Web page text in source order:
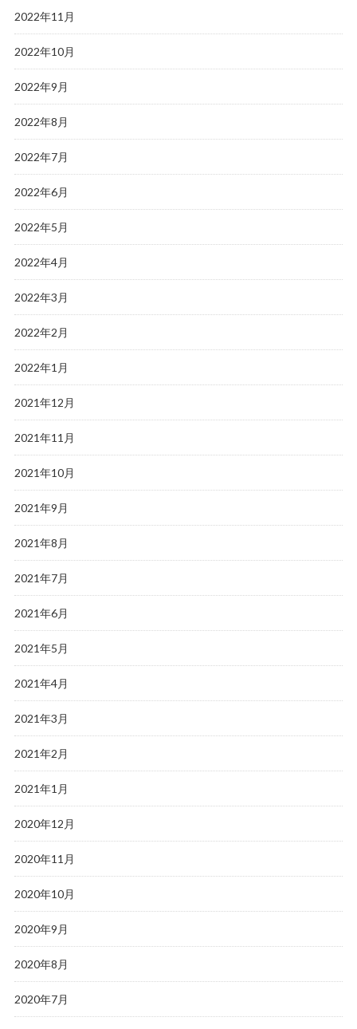
2022年11月
2022年10月
2022年9月
2022年8月
2022年7月
2022年6月
2022年5月
2022年4月
2022年3月
2022年2月
2022年1月
2021年12月
2021年11月
2021年10月
2021年9月
2021年8月
2021年7月
2021年6月
2021年5月
2021年4月
2021年3月
2021年2月
2021年1月
2020年12月
2020年11月
2020年10月
2020年9月
2020年8月
2020年7月